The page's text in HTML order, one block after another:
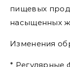
пищевых
насыщенных
Изменения
* Регулярные